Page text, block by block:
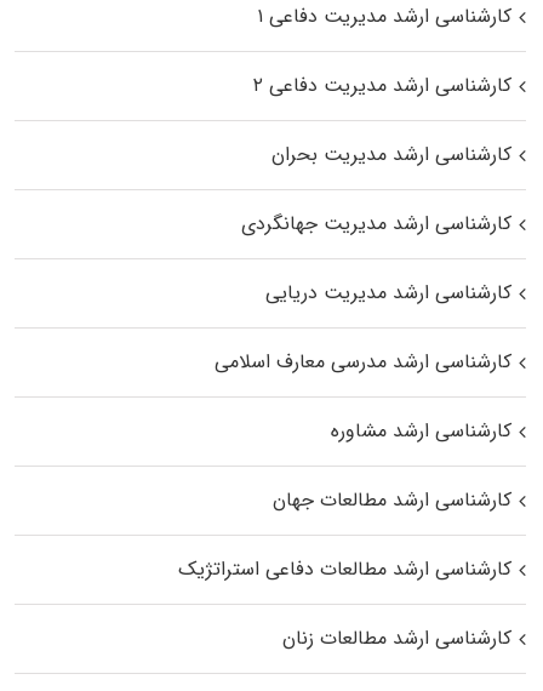
کارشناسی ارشد مدیریت دفاعی ۱
کارشناسی ارشد مدیریت دفاعی ۲
کارشناسی ارشد مدیریت بحران
کارشناسی ارشد مدیریت جهانگردی
کارشناسی ارشد مدیریت دریایی
کارشناسی ارشد مدرسی معارف اسلامی
کارشناسی ارشد مشاوره
کارشناسی ارشد مطالعات جهان
کارشناسی ارشد مطالعات دفاعی استراتژیک
کارشناسی ارشد مطالعات زنان